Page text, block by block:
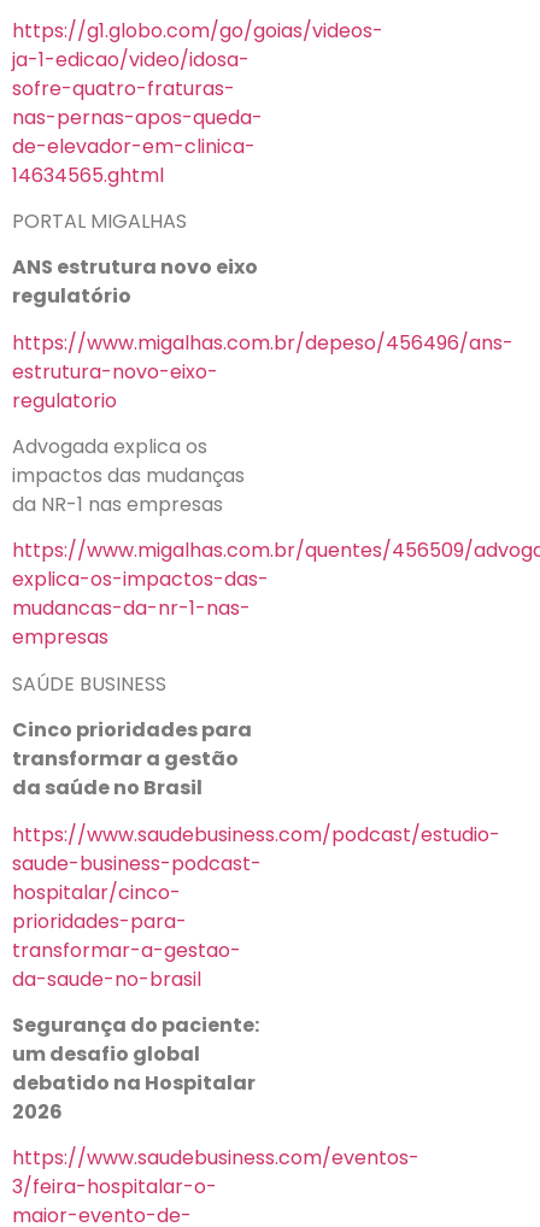
https://g1.globo.com/go/goias/videos-
ja-1-edicao/video/idosa-
sofre-quatro-fraturas-
nas-pernas-apos-queda-
de-elevador-em-clinica-
14634565.ghtml
PORTAL MIGALHAS
ANS estrutura novo eixo
regulatório
https://www.migalhas.com.br/depeso/456496/ans-
estrutura-novo-eixo-
regulatorio
Advogada explica os
impactos das mudanças
da NR-1 nas empresas
https://www.migalhas.com.br/quentes/456509/
explica-os-impactos-das-
mudancas-da-nr-1-nas-
empresas
SAÚDE BUSINESS
Cinco prioridades para
transformar a gestão
da saúde no Brasil
https://www.saudebusiness.com/podcast/estudio-
saude-business-podcast-
hospitalar/cinco-
prioridades-para-
transformar-a-gestao-
da-saude-no-brasil
Segurança do paciente:
um desafio global
debatido na Hospitalar
2026
https://www.saudebusiness.com/eventos-
3/feira-hospitalar-o-
maior-evento-de-